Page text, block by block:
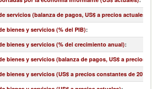
servicios (balanza de pagos, US$ a precios actuales)
bienes y servicios (% del PIB):
bienes y servicios (% del crecimiento anual):
bienes y servicios (balanza de pagos, US$ a precios
bienes y servicios (US$ a precios constantes de 2010)